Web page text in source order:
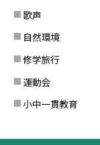
歌声
自然環境
修学旅行
運動会
小中一貫教育